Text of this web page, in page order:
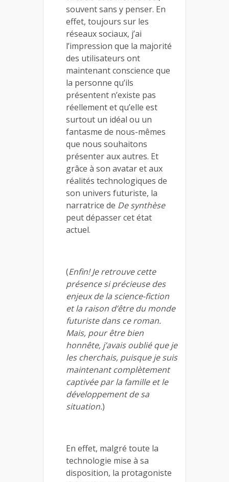
souvent sans y penser. En
effet, toujours sur les
réseaux sociaux, j’ai
l’impression que la majorité
des utilisateurs ont
maintenant conscience que
la personne qu’ils
présentent n’existe pas
réellement et qu’elle est
surtout un idéal ou un
fantasme de nous-mêmes
que nous souhaitons
présenter aux autres. Et
grâce à son avatar et aux
réalités technologiques de
son univers futuriste, la
narratrice de De synthèse
peut dépasser cet état
actuel.
(Enfin! Je retrouve cette
présence si précieuse des
enjeux de la science-fiction
et la raison d’être du monde
futuriste dans ce roman.
Mais, pour être bien
honnête, j’avais oublié que je
les cherchais, puisque je suis
maintenant complètement
captivée par la famille et le
développement de sa
situation.)
En effet, malgré toute la
technologie mise à sa
disposition, la protagoniste